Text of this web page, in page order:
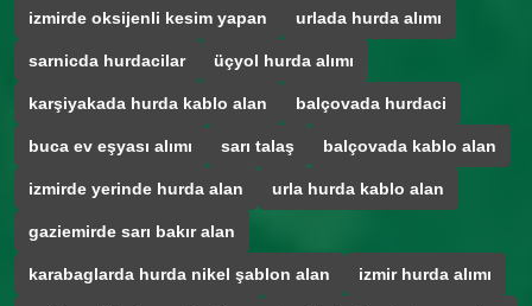
izmirde oksijenli kesim yapan urlada hurda alımı
sarnicda hurdacilar üçyol hurda alımı
karşiyakada hurda kablo alan balçovada hurdaci
buca ev eşyası alımı sarı talaş balçovada kablo alan
izmirde yerinde hurda alan urla hurda kablo alan
gaziemirde sarı bakır alan
karabaglarda hurda nikel şablon alan izmir hurda alımı